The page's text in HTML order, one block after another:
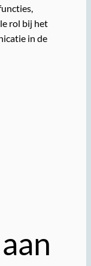
rol bij het
in de